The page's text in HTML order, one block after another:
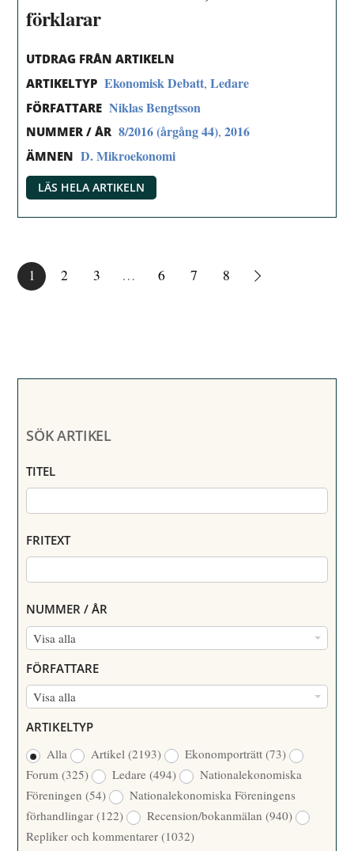
förklarar
UTDRAG FRÅN ARTIKELN
ARTIKELTYP Ekonomisk Debatt,Ledare
FÖRFATTARE Niklas Bengtsson
NUMMER / ÅR 8/2016 (årgång 44),2016
ÄMNEN D. Mikroekonomi
LÄS HELA ARTIKELN
1 2 3 … 6 7 8
SÖK ARTIKEL
TITEL
FRITEXT
NUMMER / ÅR
Visa alla
N
M
M
/
Å
R
FÖRFATTARE
Visa alla
R
F
A
T
T
A
ARTIKELTYP
Alla
Artikel(2193) Ekonomporträtt(73)
Forum(325) Ledare(494)
Nationalekonomiska
Föreningen(54)
Nationalekonomiska Föreningens
förhandlingar(122) Recension/bokanmälan(940)
Repliker och kommentarer(1032)